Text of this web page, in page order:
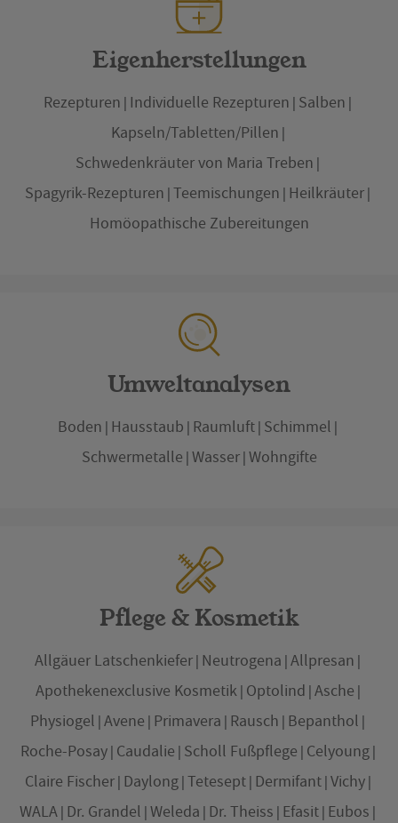
Eigenherstellungen
Rezepturen Individuelle Rezepturen Salben
Kapseln/Tabletten/Pillen
Schwedenkräuter von Maria Treben
Spagyrik-Rezepturen Teemischungen Heilkräuter
Homöopathische Zubereitungen
Umweltanalysen
Boden Hausstaub Raumluft Schimmel
Schwermetalle Wasser Wohngifte
Pflege & Kosmetik
Allgäuer Latschenkiefer Neutrogena Allpresan
Apothekenexclusive Kosmetik Optolind Asche
Physiogel Avene Primavera Rausch Bepanthol
Roche-Posay Caudalie Scholl Fußpflege Celyoung
Claire Fischer Daylong Tetesept Dermifant Vichy
WALA Dr. Grandel Weleda Dr. Theiss Efasit Eubos